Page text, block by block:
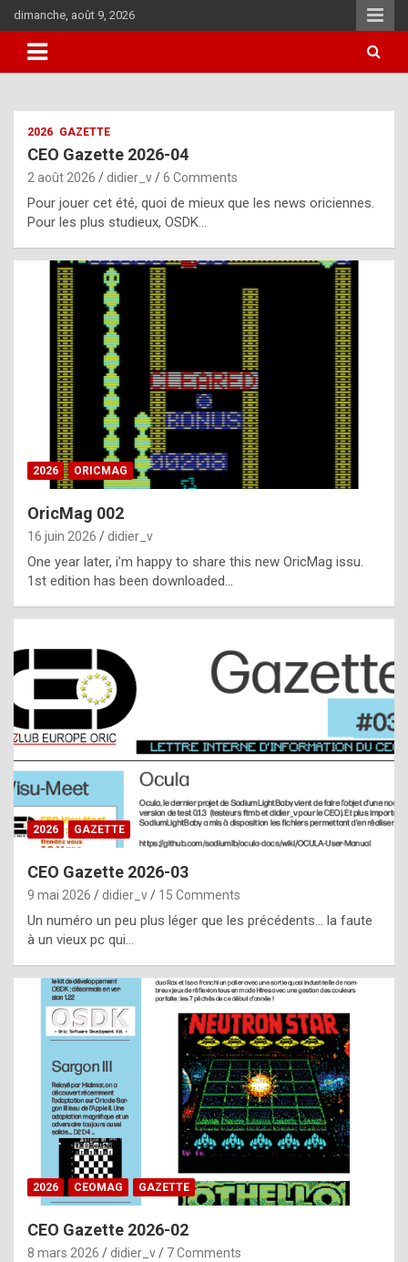
Skip
to
content
dimanche, août 9, 2026
i
u
l
y
d
i
ff
i
l
t
t
s
t
a
s
i
e
f
o
m
m
a
y
b
e
b
y
g
2026 GAZETTE
CEO Gazette 2026-04
2 août 2026 didier_v 6 Comments
Pour jouer cet été, quoi de mieux que les news oriciennes.
Pour les plus studieux, OSDK…
2026 ORICMAG
OricMag 002
16 juin 2026 didier_v
One year later, i’m happy to share this new OricMag issu.
1st edition has been downloaded…
2026 GAZETTE
CEO Gazette 2026-03
9 mai 2026 didier_v 15 Comments
Un numéro un peu plus léger que les précédents… la faute
à un vieux pc qui…
2026 CEOMAG GAZETTE
CEO Gazette 2026-02
8 mars 2026 didier_v 7 Comments